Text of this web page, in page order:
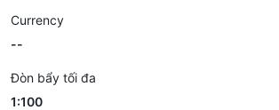
Currency
--
Đòn bẩy tối đa
1:100